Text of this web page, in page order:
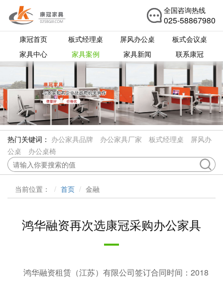
全国咨询热线
025-58867980
康冠首页 板式经理桌 屏风办公桌
板式会议桌
家具中心
家具案例 家具新闻 联系康冠
热门关键词： 办公家具品牌 办公家具厂家 板式经理桌
屏风办
公桌
办公桌椅
当前位置： 首页 金融
鸿华融资再次选康冠采购办公家具
鸿华融资租赁（江苏）有限公司签订合同时间：2018